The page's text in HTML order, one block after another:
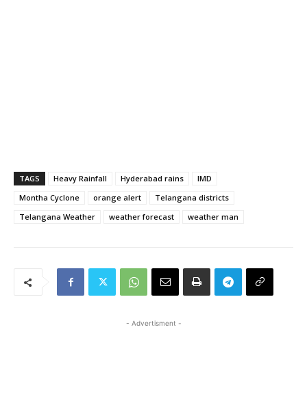
TAGS Heavy Rainfall Hyderabad rains
IMD
Montha Cyclone
orange alert
Telangana districts
Telangana Weather
weather forecast weather man
- Advertisment -